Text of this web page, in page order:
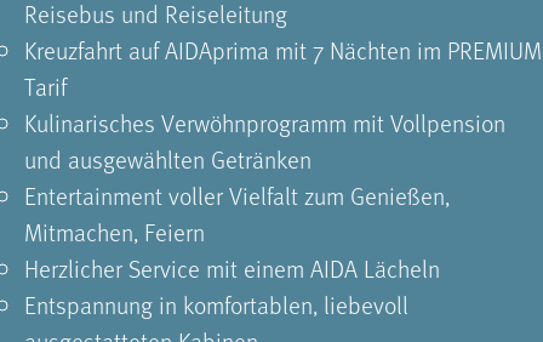
Reisebus und Reiseleitung
Kreuzfahrt auf AIDAprima mit 7 Nächten im PREMIUM
Tarif
Kulinarisches Verwöhnprogramm mit Vollpension
und ausgewählten Getränken
Entertainment voller Vielfalt zum Genießen,
Mitmachen, Feiern
Herzlicher Service mit einem AIDA Lächeln
Entspannung in komfortablen, liebevoll